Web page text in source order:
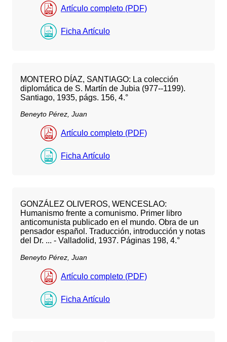
Artículo completo (PDF)
Ficha Artículo
MONTERO DÍAZ, SANTIAGO: La colección
diplomática de S. Martín de Jubia (977--1199).
Santiago, 1935, págs. 156, 4.°
Beneyto Pérez, Juan
Artículo completo (PDF)
Ficha Artículo
GONZÁLEZ OLIVEROS, WENCESLAO:
Humanismo frente a comunismo. Primer libro
anticomunista publicado en el mundo. Obra de un
pensador español. Traducción, introducción y notas
del Dr. ... - Valladolid, 1937. Páginas 198, 4.°
Beneyto Pérez, Juan
Artículo completo (PDF)
Ficha Artículo